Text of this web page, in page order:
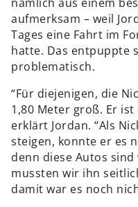
aufmerksam – weil
Tages eine Fahrt im
hatte. Das entpuppte
problematisch.
“Für diejenigen, die
1,80 Meter groß. Er ist
erklärt Jordan. “Als
steigen, konnte er es
denn diese Autos
mussten wir ihn
damit war es noch